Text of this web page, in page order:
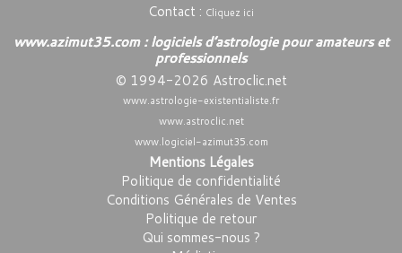
Contact : Cliquez ici
www.azimut35.com : logiciels d’astrologie pour amateurs et
professionnels
© 1994-2026 Astroclic.net
www.astrologie-existentialiste.fr
www.astroclic.net
www.logiciel-azimut35.com
Mentions Légales
Politique de confidentialité
Conditions Générales de Ventes
Politique de retour
Qui sommes-nous ?